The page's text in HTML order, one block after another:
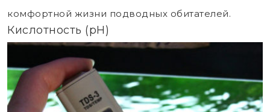
комфортной жизни подводных обитателей.
Кислотность (рН)